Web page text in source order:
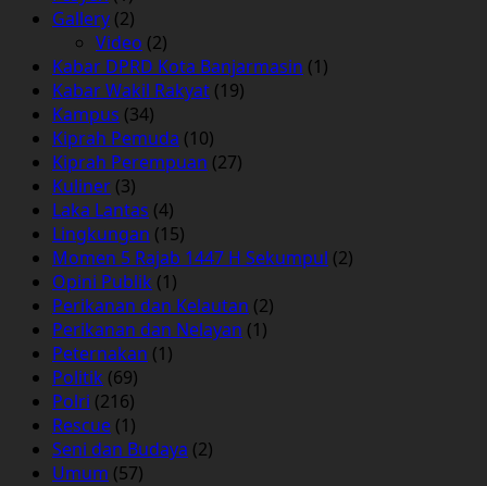
Gallery (2)
Video (2)
Kabar DPRD Kota Banjarmasin (1)
Kabar Wakil Rakyat (19)
Kampus (34)
Kiprah Pemuda (10)
Kiprah Perempuan (27)
Kuliner (3)
Laka Lantas (4)
Lingkungan (15)
Momen 5 Rajab 1447 H Sekumpul (2)
Opini Publik (1)
Perikanan dan Kelautan (2)
Perikanan dan Nelayan (1)
Peternakan (1)
Politik (69)
Polri (216)
Rescue (1)
Seni dan Budaya (2)
Umum (57)